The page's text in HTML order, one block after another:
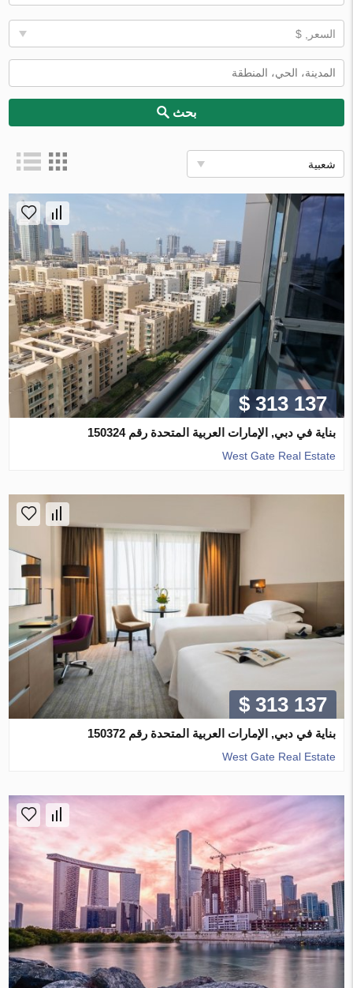
السعر, $
بحث
شعبية
$ 313 137
بناية في دبي, الإمارات العربية المتحدة رقم 150324
West Gate Real Estate
$ 313 137
بناية في دبي, الإمارات العربية المتحدة رقم 150372
West Gate Real Estate